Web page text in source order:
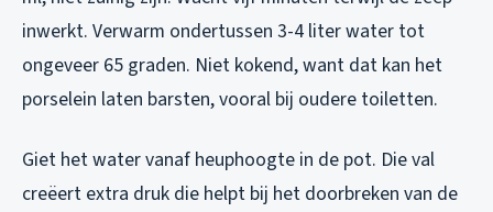
inwerkt. Verwarm ondertussen 3-4 liter water tot
ongeveer 65 graden. Niet kokend, want dat kan het
porselein laten barsten, vooral bij oudere toiletten.
Giet het water vanaf heuphoogte in de pot. Die val
creëert extra druk die helpt bij het doorbreken van de